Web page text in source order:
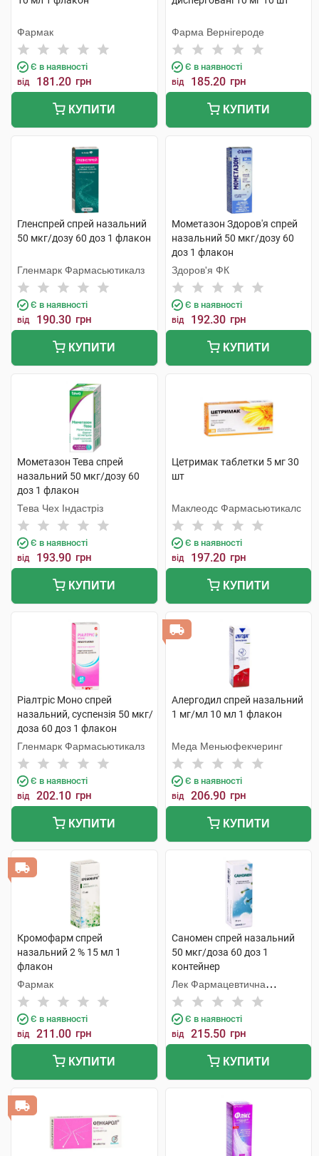
Фармак
Є в наявності
від 181.20 грн
КУПИТИ
Фарма Вернігероде
Є в наявності
від 185.20 грн
КУПИТИ
Гленспрей спрей назальний
50 мкг/дозу 60 доз 1 флакон
Гленмарк Фармасьютикалз
Є в наявності
від 190.30 грн
КУПИТИ
Мометазон Здоров'я спрей
назальний 50 мкг/дозу 60
доз 1 флакон
Здоров'я ФК
Є в наявності
від 192.30 грн
КУПИТИ
Мометазон Тева спрей
назальний 50 мкг/дозу 60
доз 1 флакон
Тева Чех Індастріз
Є в наявності
від 193.90 грн
КУПИТИ
Цетримак таблетки 5 мг 30
шт
Маклеодс Фармасьютикалс
Є в наявності
від 197.20 грн
КУПИТИ
Ріалтріс Моно спрей
назальний, суспензія 50 мкг/
доза 60 доз 1 флакон
Гленмарк Фармасьютикалз
Є в наявності
від 202.10 грн
КУПИТИ
Алергодил спрей назальний
1 мг/мл 10 мл 1 флакон
Меда Меньюфекчеринг
Є в наявності
від 206.90 грн
КУПИТИ
Кромофарм спрей
назальний 2 % 15 мл 1
флакон
Фармак
Є в наявності
від 211.00 грн
КУПИТИ
Саномен спрей назальний
50 мкг/доза 60 доз 1
контейнер
Лек Фармацевтична
компанія
Є в наявності
від 215.50 грн
КУПИТИ